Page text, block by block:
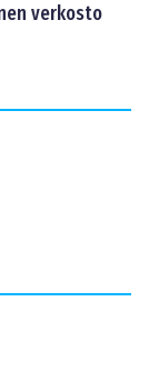
verkosto